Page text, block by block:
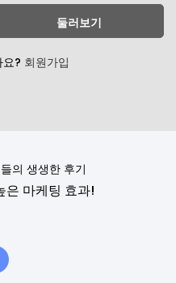
둘러보기
? 회원가입
의 생생한 후기
은 마케팅 효과!